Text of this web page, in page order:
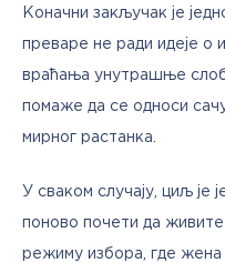
Коначни закључак је
преваре не ради идеје о
враћања унутрашње
помаже да се односи
мирног растанка.
У сваком случају, циљ је
поново почети да
режиму избора, где жена